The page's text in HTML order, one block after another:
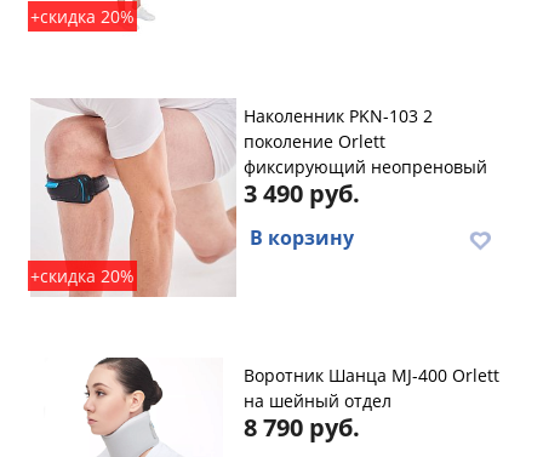
+скидка 20%
+скидка 20%
Наколенник PKN-103 2
поколение Orlett
фиксирующий неопреновый
3 490 руб.
В корзину
Воротник Шанца MJ-400 Orlett
на шейный отдел
8 790 руб.